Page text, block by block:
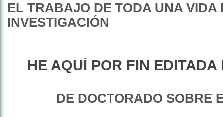
EL TRABAJO DE TODA UNA VIDA
INVESTIGACIÓN
HE AQUÍ POR FIN EDITADA
DE DOCTORADO SOBRE